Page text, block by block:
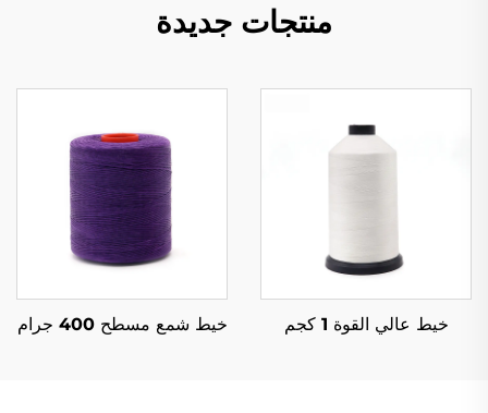
منتجات جديدة
خيط عالي القوة 1 كجم خيط شمع مسطح 400 جرام